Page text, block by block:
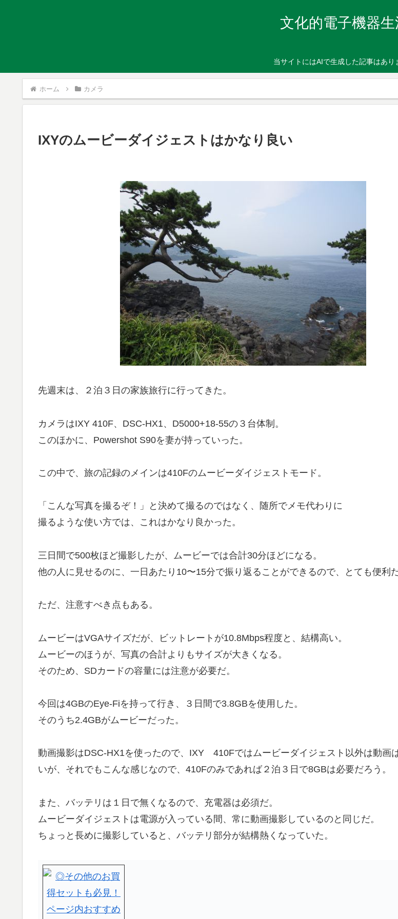
文化的電子機器生
当サイトにはAIで生成した記事はあり
ホーム カメラ
IXYのムービーダイジェストはかなり良い
先週末は、２泊３日の家族旅行に行ってきた。
カメラはIXY 410F、DSC-HX1、D5000+18-55の３台体制。
このほかに、Powershot S90を妻が持っていった。
この中で、旅の記録のメインは410Fのムービーダイジェストモード。
「こんな写真を撮るぞ！」と決めて撮るのではなく、随所でメモ代わりに
撮るような使い方では、これはかなり良かった。
三日間で500枚ほど撮影したが、ムービーでは合計30分ほどになる。
他の人に見せるのに、一日あたり10〜15分で振り返ることができるので、とても便利だ
ただ、注意すべき点もある。
ムービーはVGAサイズだが、ビットレートが10.8Mbps程度と、結構高い。
ムービーのほうが、写真の合計よりもサイズが大きくなる。
そのため、SDカードの容量には注意が必要だ。
今回は4GBのEye-Fiを持って行き、３日間で3.8GBを使用した。
そのうち2.4GBがムービーだった。
動画撮影はDSC-HX1を使ったので、IXY 410Fではムービーダイジェスト以外は動画
いが、それでもこんな感じなので、410Fのみであれば２泊３日で8GBは必要だろう。
また、バッテリは１日で無くなるので、充電器は必須だ。
ムービーダイジェストは電源が入っている間、常に動画撮影しているのと同じだ。
ちょっと長めに撮影していると、バッテリ部分が結構熱くなっていた。